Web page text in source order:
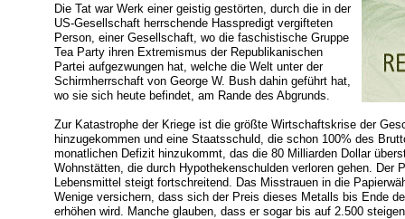
Die Tat war Werk einer geistig gestörten, durch die in der
US-Gesellschaft herrschende Hasspredigt vergifteten
Person, einer Gesellschaft, wo die faschistische Gruppe
Tea Party ihren Extremismus der Republikanischen
Partei aufgezwungen hat, welche die Welt unter der
Schirmherrschaft von George W. Bush dahin geführt hat,
wo sie sich heute befindet, am Rande des Abgrunds.
Zur Katastrophe der Kriege ist die größte Wirtschaftskrise der
hinzugekommen und eine Staatsschuld, die schon 100% des
monatlichen Defizit hinzukommt, das die 80 Milliarden Dollar
Wohnstätten, die durch Hypothekenschulden verloren gehen. Der
Lebensmittel steigt fortschreitend. Das Misstrauen in die
Wenige versichern, dass sich der Preis dieses Metalls bis Ende
erhöhen wird. Manche glauben, dass er sogar bis auf 2.500